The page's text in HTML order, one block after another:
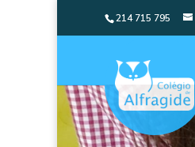
214 715 795